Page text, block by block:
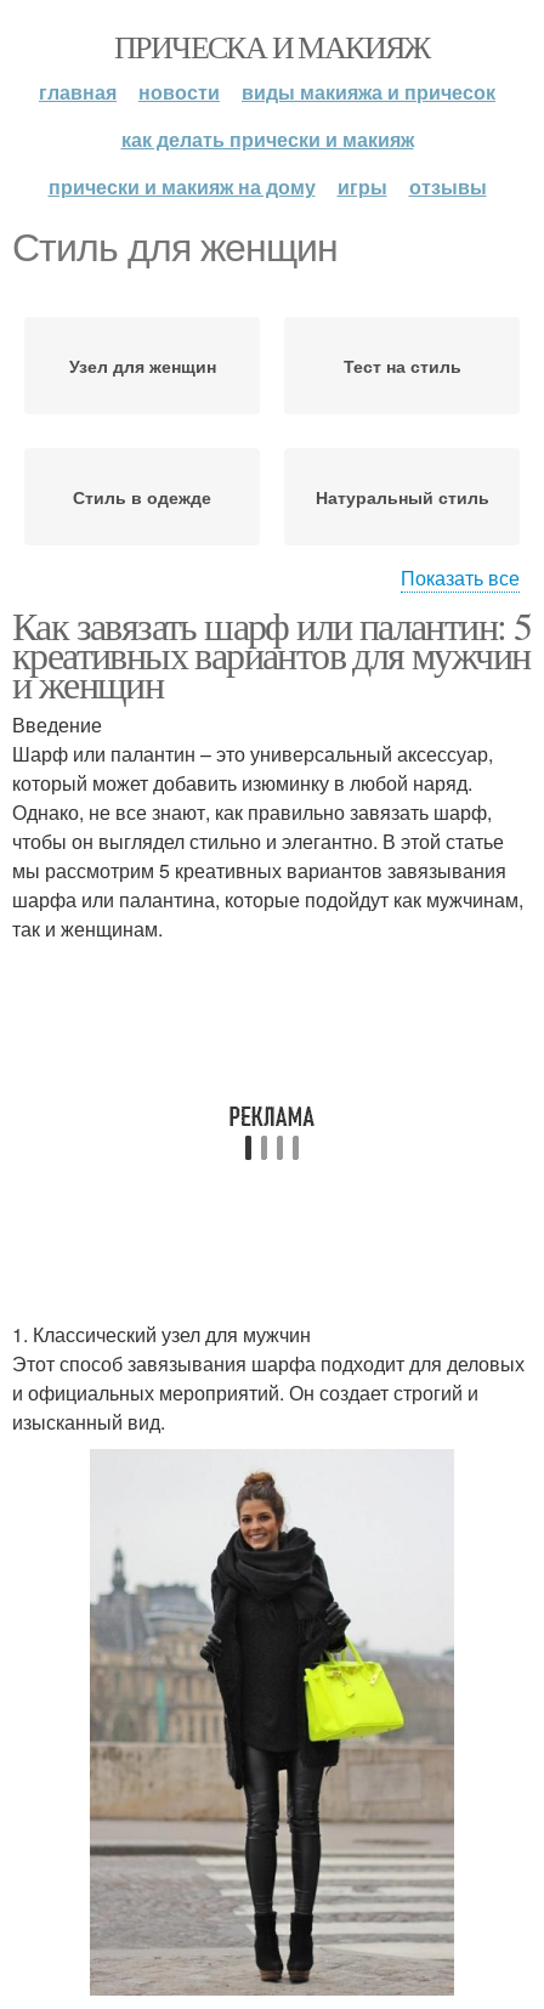
ПРИЧЕСКА И МАКИЯЖ
главная новости
виды макияжа и причесок
как делать прически и макияж
прически и макияж на дому
игры отзывы
Стиль для женщин
Узел для женщин Тест на стиль
Стиль в одежде Натуральный стиль
стиле
Стиль с фото
Летний женщина Фасоны для женщины
Одежда для женщин Прекрасные женщины
Женщина в разных
возрастах
Образ в стиле
Модные женщины Успешная женщина
Летние женщины Спорт-шик для женщин
Юбки в стиле Образа для женщины
Показать все
Как завязать шарф или палантин: 5
креативных вариантов для мужчин
и женщин
Введение
Шарф или палантин – это универсальный аксессуар,
который может добавить изюминку в любой наряд.
Однако, не все знают, как правильно завязать шарф,
чтобы он выглядел стильно и элегантно. В этой статье
мы рассмотрим 5 креативных вариантов завязывания
шарфа или палантина, которые подойдут как мужчинам,
так и женщинам.
1. Классический узел для мужчин
Этот способ завязывания шарфа подходит для деловых
и официальных мероприятий. Он создает строгий и
изысканный вид.